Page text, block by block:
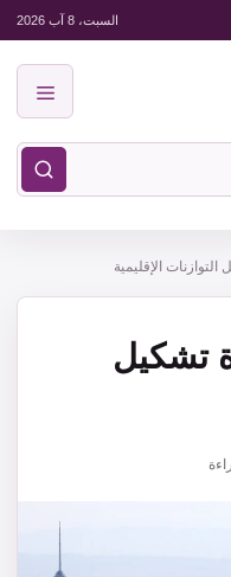
السبت، 8 آب 2026
الإقليمية
تشكيل